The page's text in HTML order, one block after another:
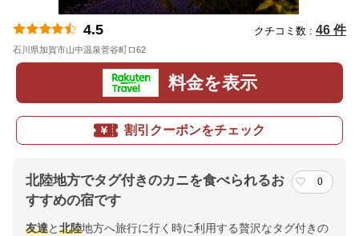
4.5 クチコミ数 : 46 件
石川県加賀市山中温泉菅谷町ロ62
料金を表示
割引クーポンをチェック
北陸地方でタグ付きのカニを食べられるお
すすめの宿です
0
友達と北陸地方へ旅行に行く時に利用する贅沢なタグ付きの